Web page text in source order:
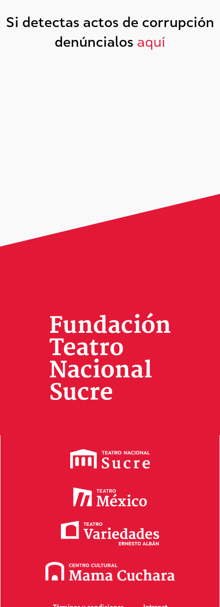
Si detectas actos de corrupción
denúncialos aquí